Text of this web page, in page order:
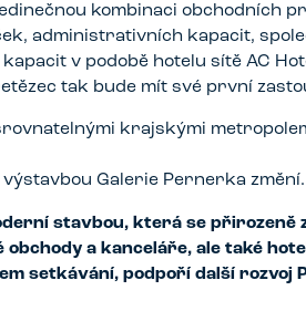
kombinaci obchodních
administrativních kapacit,
v podobě hotelu sítě AC
tak bude mít své první
krajskými
výstavbou Galerie Pernerka změní.
stavbou, která se přirozeně
obchody a kanceláře, ale také
setkávání, podpoří další rozvoj